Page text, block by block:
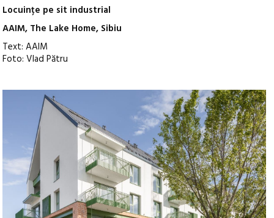
Locuințe pe sit industrial
AAIM, The Lake Home, Sibiu
Text: AAIM
Foto: Vlad Pătru